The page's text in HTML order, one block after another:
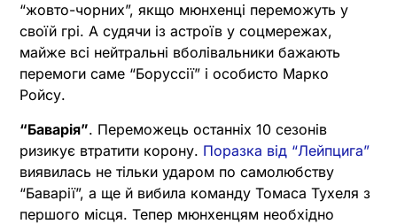
“жовто-чорних”, якщо мюнхенці переможуть у
своїй грі. А судячи із астроїв у соцмережах,
майже всі нейтральні вболівальники бажають
перемоги саме “Боруссії” і особисто Марко
Ройсу.
“Баварія”. Переможець останніх 10 сезонів
ризикує втратити корону. Поразка від “Лейпцига”
виявилась не тільки ударом по самолюбству
“Баварії”, а ще й вибила команду Томаса Тухеля з
першого місця. Тепер мюнхенцям необхідно